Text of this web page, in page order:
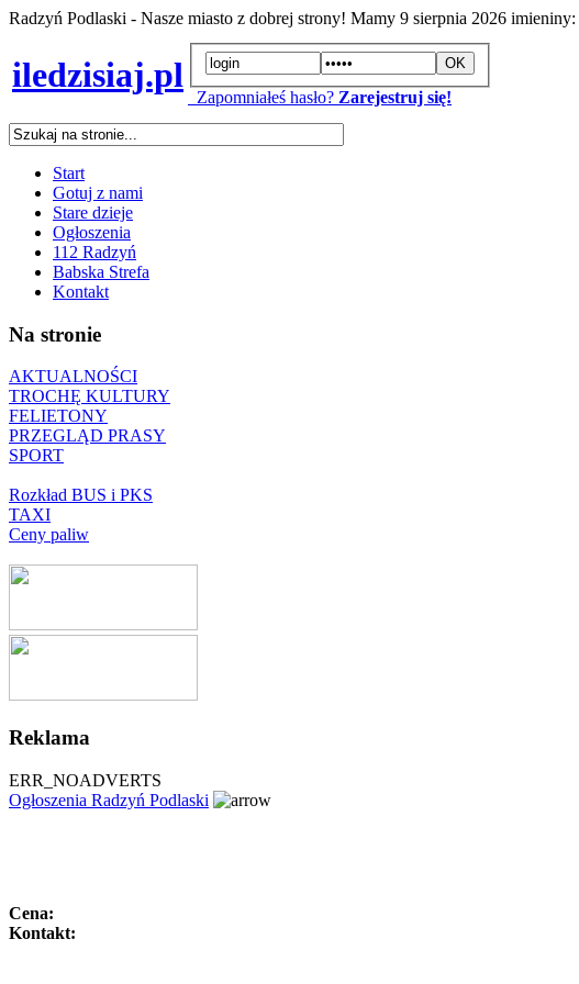
Radzyń Podlaski - Nasze miasto z dobrej strony! Mamy 9 sierpnia 2026 imieniny:
iledzisiaj.pl
Zapomniałeś hasło? Zarejestruj się!
Start
Gotuj z nami
Stare dzieje
Ogłoszenia
112 Radzyń
Babska Strefa
Kontakt
Na stronie
AKTUALNOŚCI
TROCHĘ KULTURY
FELIETONY
PRZEGLĄD PRASY
SPORT
Rozkład BUS i PKS
TAXI
Ceny paliw
Reklama
ERR_NOADVERTS
Ogłoszenia Radzyń Podlaski
Cena:
Kontakt: